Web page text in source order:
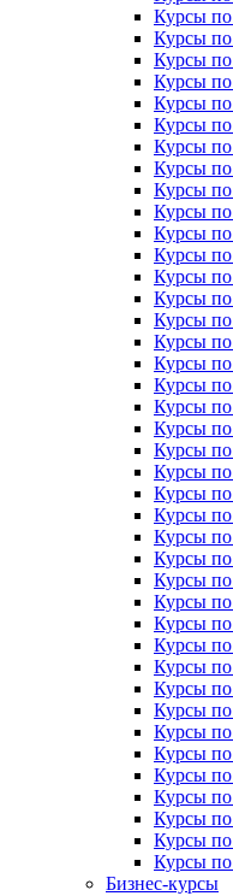
Курсы
Курсы по
Курсы
Курсы
Курсы
Курсы по
Курсы
Курсы
Курсы по
Курсы
Курсы по
Курсы по
Курсы
Курсы по
Курсы по
Курсы по
Курсы
Курсы
Курсы
Курсы
Курсы
Курсы
Курсы
Курсы по
Курсы
Курсы по
Курсы
Курсы
Курсы
Курсы
Курсы
Курсы
Курсы
Курсы
Курсы
Курсы
Курсы
Курсы
Курсы
Курсы по
Бизнес-курсы